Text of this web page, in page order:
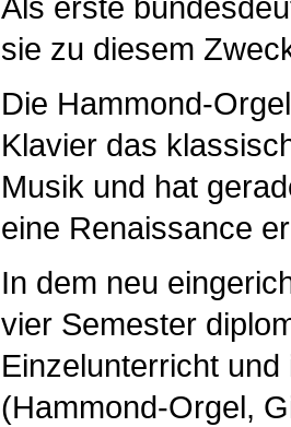
Als erste
sie zu diesem
Die Hammond-
Klavier das
Musik und hat
eine Renaissance
In dem neu
vier Semester
Einzelunterricht
(Hammond-Orgel,